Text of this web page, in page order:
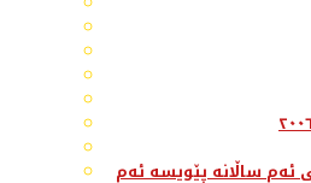
ئەم ساڵانە پێویسە ئەم